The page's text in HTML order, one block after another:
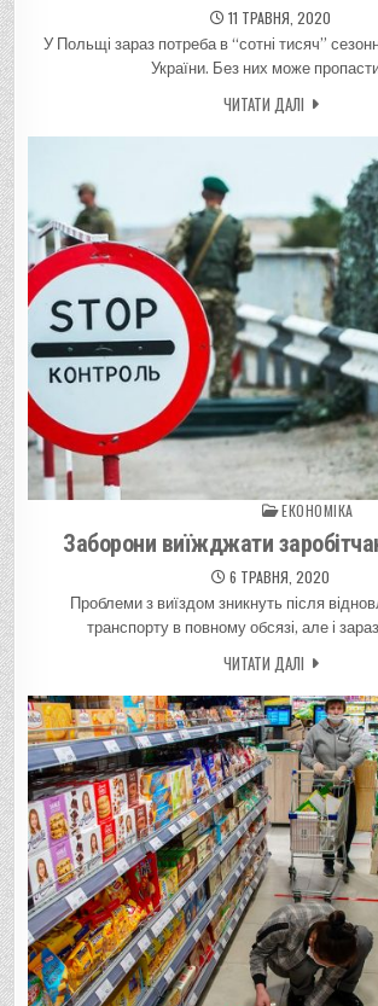
11 ТРАВНЯ, 2020
У Польщі зараз потреба в “сотні тисяч”
України. Без них може
ЧИТАТИ ДАЛІ
ЕКОНОМІКА
Заборони виїжджати
6 ТРАВНЯ, 2020
Проблеми з виїздом зникнуть після
транспорту в повному обсязі, але і
ЧИТАТИ ДАЛІ